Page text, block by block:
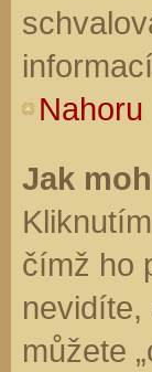
Nahoru
Jak
čímž ho
nevidíte,
můžete